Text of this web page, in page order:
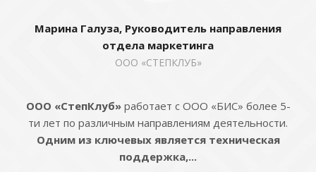
Марина Галуза, Руководитель направления
отдела маркетинга
ООО «СТЕПКЛУБ»
ООО «СтепКлуб»работает с ООО «БИС» более 5-
ти лет по различным направлениям деятельности.
Одним из ключевых является техническая
поддержка,...